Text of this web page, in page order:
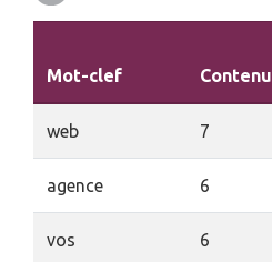
Mot-clef Contenu
web 7
agence 6
vos 6